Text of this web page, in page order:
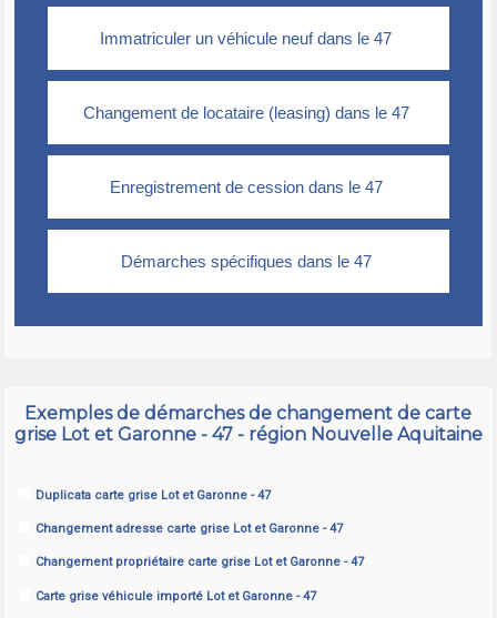
Exemples de démarches de changement de carte
grise Lot et Garonne - 47 - région Nouvelle Aquitaine
Duplicata carte grise Lot et Garonne - 47
Changement adresse carte grise Lot et Garonne - 47
Changement propriétaire carte grise Lot et Garonne - 47
Carte grise véhicule importé Lot et Garonne - 47